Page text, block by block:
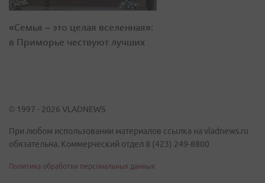
«Семья – это целая вселенная»:
в Приморье чествуют лучших
© 1997 - 2026 VLADNEWS
При любом использовании материалов ссылка на vladnews.ru
обязательна. Коммерческий отдел 8 (423) 249-8800
Политика обработки персональных данных